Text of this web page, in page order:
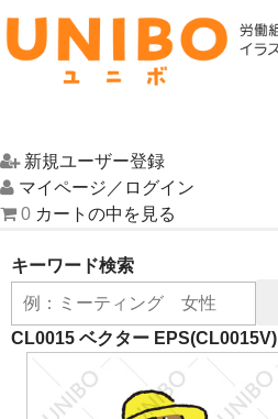
HOME
UNIBOについて
お問い合わせ
新規ユーザー登録
マイページ／ログイン
0 カートの中を見る
キーワード検索
CL0015 ベクター EPS(CL0015V)